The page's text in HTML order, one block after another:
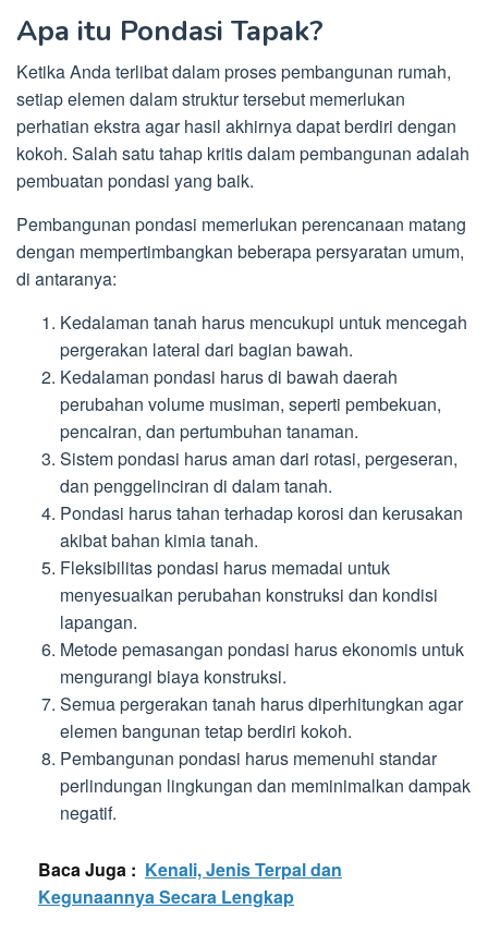
Apa itu Pondasi Tapak?
Ketika Anda terlibat dalam proses pembangunan rumah,
setiap elemen dalam struktur tersebut memerlukan
perhatian ekstra agar hasil akhirnya dapat berdiri dengan
kokoh. Salah satu tahap kritis dalam pembangunan adalah
pembuatan pondasi yang baik.
Pembangunan pondasi memerlukan perencanaan matang
dengan mempertimbangkan beberapa persyaratan umum,
di antaranya:
Kedalaman tanah harus mencukupi untuk mencegah
pergerakan lateral dari bagian bawah.
Kedalaman pondasi harus di bawah daerah
perubahan volume musiman, seperti pembekuan,
pencairan, dan pertumbuhan tanaman.
Sistem pondasi harus aman dari rotasi, pergeseran,
dan penggelinciran di dalam tanah.
Pondasi harus tahan terhadap korosi dan kerusakan
akibat bahan kimia tanah.
Fleksibilitas pondasi harus memadai untuk
menyesuaikan perubahan konstruksi dan kondisi
lapangan.
Metode pemasangan pondasi harus ekonomis untuk
mengurangi biaya konstruksi.
Semua pergerakan tanah harus diperhitungkan agar
elemen bangunan tetap berdiri kokoh.
Pembangunan pondasi harus memenuhi standar
perlindungan lingkungan dan meminimalkan dampak
negatif.
Baca Juga : Kenali, Jenis Terpal dan
Kegunaannya Secara Lengkap